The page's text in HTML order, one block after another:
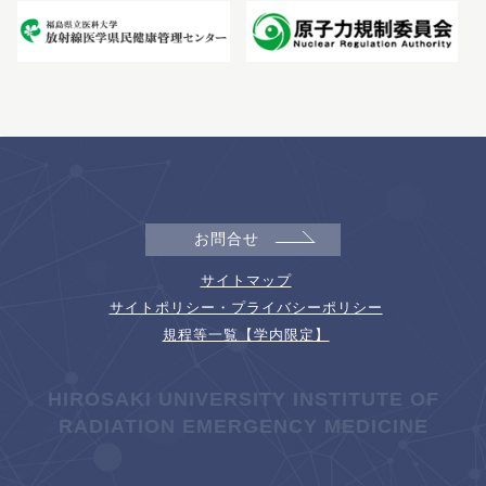
お問合せ
サイトマップ
サイトポリシー・プライバシーポリシー
規程等一覧【学内限定】
HIROSAKI UNIVERSITY INSTITUTE OF
RADIATION EMERGENCY MEDICINE